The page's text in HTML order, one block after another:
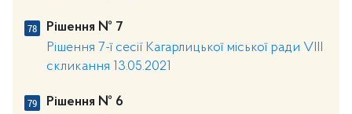
Рішення № 7
Рішення 7-ї сесії Кагарлицької міської ради VIII
скликання 13.05.2021
Рішення № 6